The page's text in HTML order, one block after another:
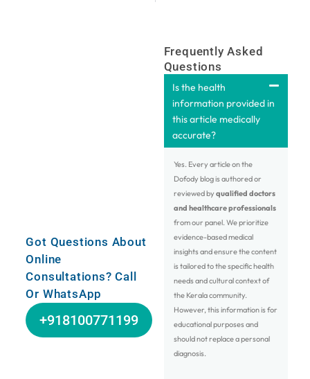
Got Questions About
Online
Consultations? Call
Or WhatsApp
+918100771199
Frequently Asked
Questions
Is the health
information provided in
this article medically
accurate?
Yes. Every article on the
Dofody blog is authored or
reviewed by qualified doctors
and healthcare professionals
from our panel. We prioritize
evidence-based medical
insights and ensure the content
is tailored to the specific health
needs and cultural context of
the Kerala community.
However, this information is for
educational purposes and
should not replace a personal
diagnosis.